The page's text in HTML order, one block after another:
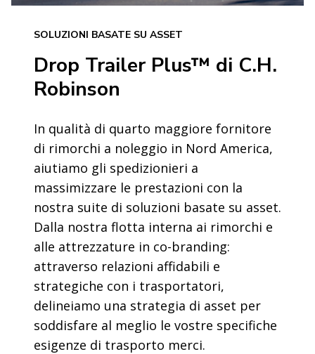
SOLUZIONI BASATE SU ASSET
Drop Trailer Plus™ di C.H.
Robinson
In qualità di quarto maggiore fornitore
di rimorchi a noleggio in Nord America,
aiutiamo gli spedizionieri a
massimizzare le prestazioni con la
nostra suite di soluzioni basate su asset.
Dalla nostra flotta interna ai rimorchi e
alle attrezzature in co-branding:
attraverso relazioni affidabili e
strategiche con i trasportatori,
delineiamo una strategia di asset per
soddisfare al meglio le vostre specifiche
esigenze di trasporto merci.